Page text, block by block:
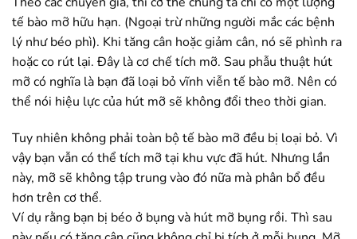
tế bào mỡ hữu hạn. (Ngoại trừ những người mắc các bệnh
lý như béo phì). Khi tăng cân hoặc giảm cân, nó sẽ phình ra
hoặc co rút lại. Đây là cơ chế tích mỡ. Sau phẫu thuật hút
mỡ có nghĩa là bạn đã loại bỏ vĩnh viễn tế bào mỡ. Nên có
thể nói hiệu lực của hút mỡ sẽ không đổi theo thời gian.
Tuy nhiên không phải toàn bộ tế bào mỡ đều bị loại bỏ. Vì
vậy bạn vẫn có thể tích mỡ tại khu vực đã hút. Nhưng lần
này, mỡ sẽ không tập trung vào đó nữa mà phân bổ đều
hơn trên cơ thể.
Ví dụ rằng bạn bị béo ở bụng và hút mỡ bụng rồi. Thì sau